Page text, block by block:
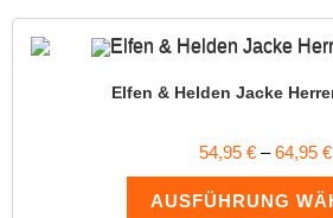
Elfen & Helden Jacke
54,95 € –64,95 €
AUSFÜHRUNG